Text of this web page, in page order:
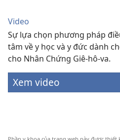
Video
Sự lựa chọn phương pháp
tâm về y học và y đức dành
cho Nhân Chứng Giê-hô-va.
Xem video